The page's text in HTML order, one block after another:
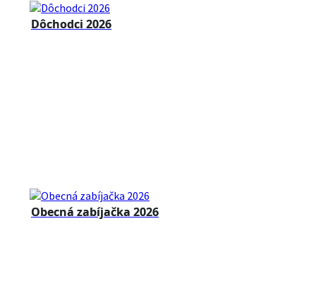
Dôchodci 2026
Obecná zabíjačka 2026